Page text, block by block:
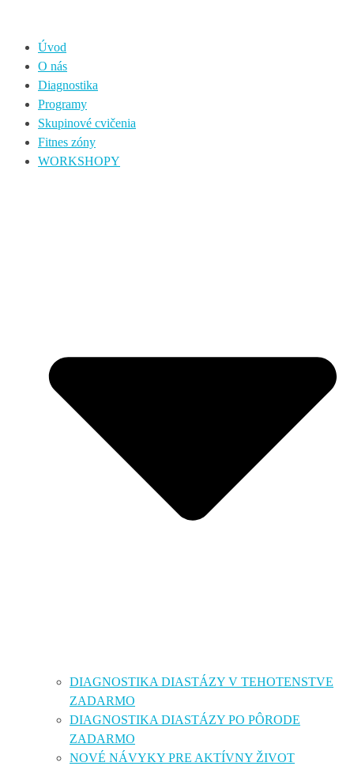
Úvod
O nás
Diagnostika
Programy
Skupinové cvičenia
Fitnes zóny
WORKSHOPY
DIAGNOSTIKA DIASTÁZY V TEHOTENSTVE
ZADARMO
DIAGNOSTIKA DIASTÁZY PO PÔRODE
ZADARMO
NOVÉ NÁVYKY PRE AKTÍVNY ŽIVOT